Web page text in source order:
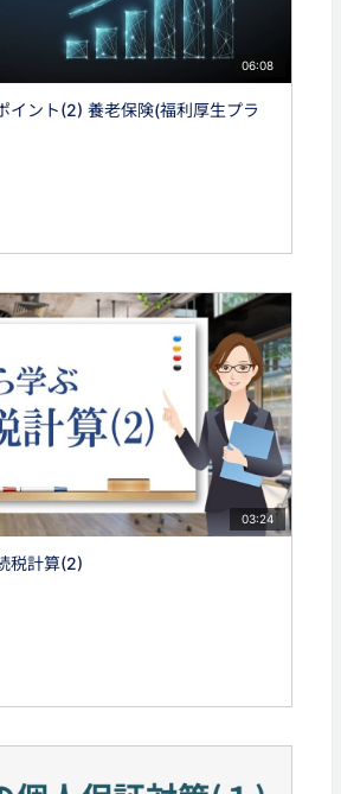
06:08
イント(2) 養老保険(福利厚生プラ
03:24
税計算(2)